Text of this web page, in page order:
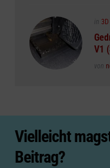
in
in
V1
von
Vielleicht
Beitrag?